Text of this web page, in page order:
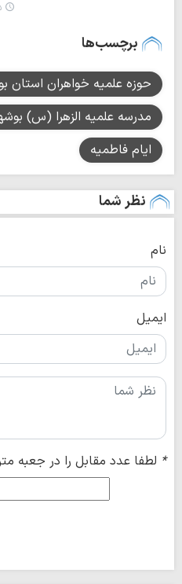
برچسب‌ها
حوزه علمیه خواهران استان
مدرسه علمیه الزهرا (س)
ایام فاطمیه
نظر شما
نام
ایمیل
* لطفا عدد مقابل را در جعبه